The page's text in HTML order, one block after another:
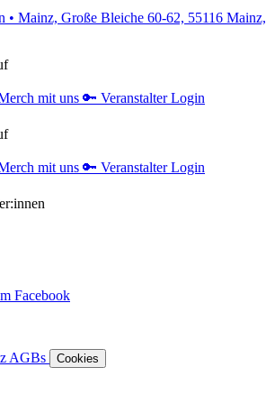
• Mainz, Große Bleiche 60-62, 55116
mit uns 🔑 Veranstalter Login
mit uns 🔑 Veranstalter Login
Facebook
AGBs Cookies